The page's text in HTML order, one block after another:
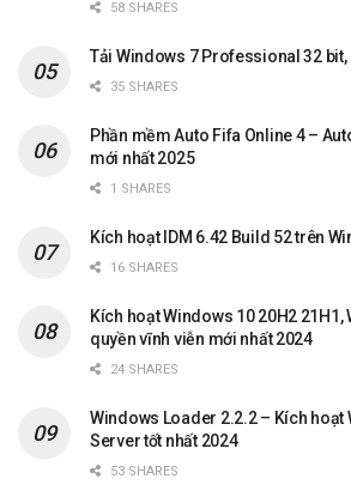
58 SHARES
Tải Windows 7 Professional 32 bit,
35 SHARES
Phần mềm Auto Fifa Online 4 –
mới nhất 2025
1 SHARES
Kích hoạt IDM 6.42 Build 52 trên
16 SHARES
Kích hoạt Windows 10 20H2 21H1,
quyền vĩnh viễn mới nhất 2024
24 SHARES
Windows Loader 2.2.2 – Kích hoạt
Server tốt nhất 2024
53 SHARES